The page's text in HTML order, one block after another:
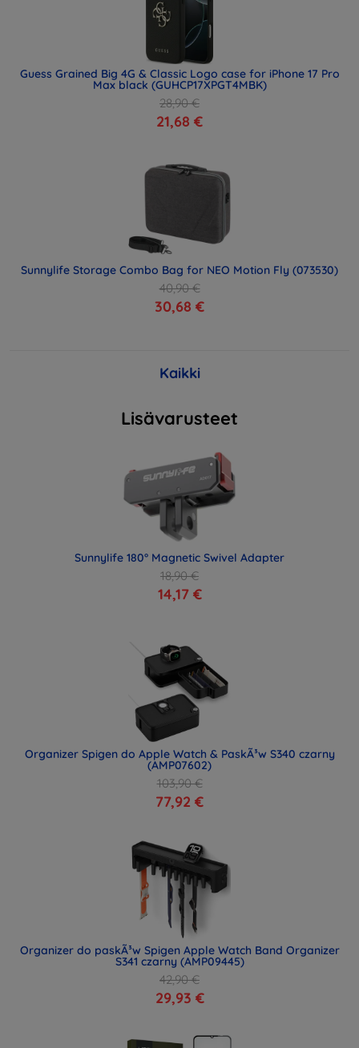
Guess Grained Big 4G & Classic Logo case for iPhone 17 Pro
Max black (GUHCP17XPGT4MBK)
28,90 €
21,68 €
Sunnylife Storage Combo Bag for NEO Motion Fly (073530)
40,90 €
30,68 €
Kaikki
Lisävarusteet
Sunnylife 180° Magnetic Swivel Adapter
18,90 €
14,17 €
Organizer Spigen do Apple Watch & PaskÃ³w S340 czarny
(AMP07602)
103,90 €
77,92 €
Organizer do paskÃ³w Spigen Apple Watch Band Organizer
S341 czarny (AMP09445)
42,90 €
29,93 €